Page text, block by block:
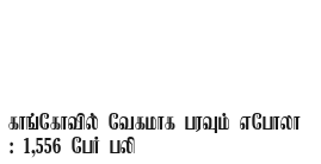
காங்கோவில் வேகமாக பரவும் எபோலா
: 1,556 பேர் பலி